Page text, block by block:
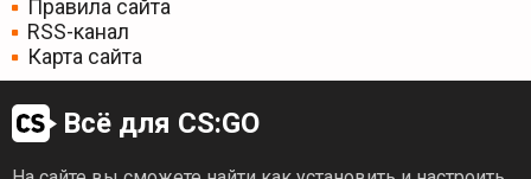
Правила сайта
RSS-канал
Карта сайта
Всё для CS:GO